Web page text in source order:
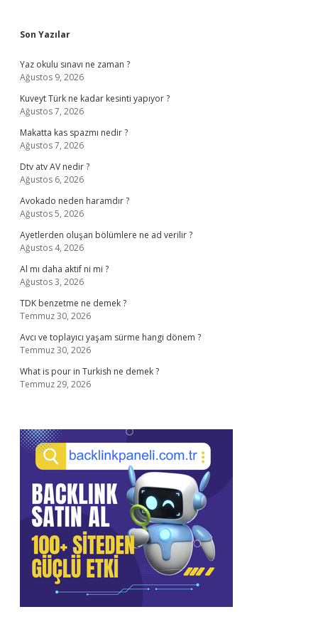
Sidebar
Son Yazılar
Yaz okulu sınavı ne zaman ?
Ağustos 9, 2026
Kuveyt Türk ne kadar kesinti yapıyor ?
Ağustos 7, 2026
Makatta kas spazmı nedir ?
Ağustos 7, 2026
Dtv atv AV nedir ?
Ağustos 6, 2026
Avokado neden haramdır ?
Ağustos 5, 2026
Ayetlerden oluşan bölümlere ne ad verilir ?
Ağustos 4, 2026
Al mı daha aktif ni mi ?
Ağustos 3, 2026
TDK benzetme ne demek ?
Temmuz 30, 2026
Avcı ve toplayıcı yaşam sürme hangi dönem ?
Temmuz 30, 2026
What is pour in Turkish ne demek ?
Temmuz 29, 2026